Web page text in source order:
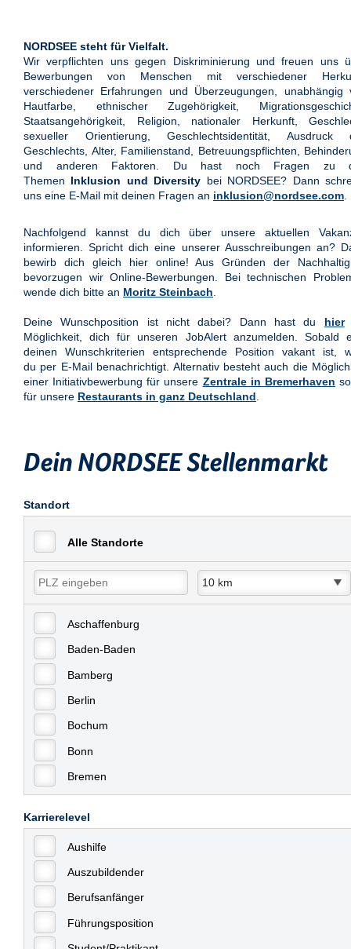
NORDSEE steht für Vielfalt.
Wir verpflichten uns gegen Diskriminierung und freuen uns
Bewerbungen von Menschen mit verschiedener
verschiedener Erfahrungen und Überzeugungen, unabhängig
Hautfarbe, ethnischer Zugehörigkeit,
Staatsangehörigkeit, Religion, nationaler Herkunft,
sexueller Orientierung, Geschlechtsidentität, Ausdruck
Geschlechts, Alter, Familienstand, Betreuungspflichten,
und anderen Faktoren. Du hast noch Fragen zu
Themen Inklusion und Diversity bei NORDSEE? Dann
uns eine E-Mail mit deinen Fragen an inklusion@nordsee.com
Nachfolgend kannst du dich über unsere aktuellen
informieren. Spricht dich eine unserer Ausschreibungen an?
bewirb dich gleich hier online! Aus Gründen der
bevorzugen wir Online-Bewerbungen. Bei technischen
wende dich bitte an Moritz Steinbach
Deine Wunschposition ist nicht dabei? Dann hast du hier
Möglichkeit, dich für unseren JobAlert anzumelden. Sobald
deinen Wunschkriterien entsprechende Position vakant ist,
du per E-Mail benachrichtigt. Alternativ besteht auch die
einer Initiativbewerbung für unsere Zentrale in Bremerhaven
für unsere Restaurants in ganz Deutschland
Dein NORDSEE Stellenmarkt
Standort
Alle Standorte
Aschaffenburg
Baden-Baden
Bamberg
Berlin
Bochum
Bonn
Bremen
Celle
Chemnitz
Dessau
Dresden
Düsseldorf
Karrierelevel
Aushilfe
Auszubildender
Berufsanfänger
Führungsposition